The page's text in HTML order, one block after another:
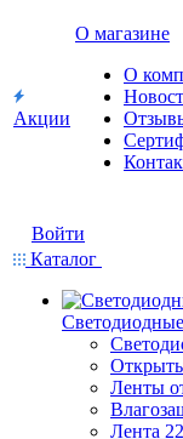
Акции
О магазине
О
Войти
Каталог
Ленты
Лента